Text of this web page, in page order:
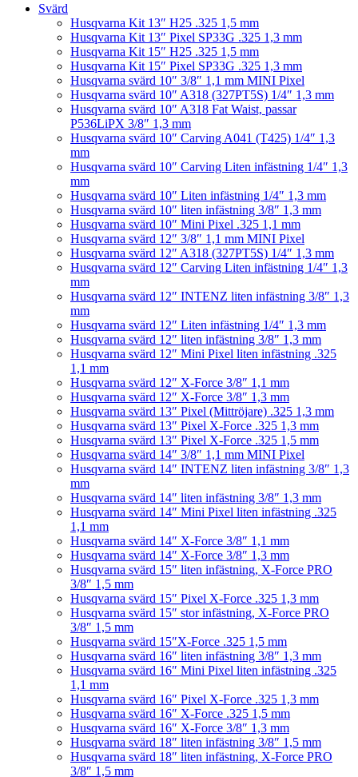
Svärd
Husqvarna Kit 13″ H25 .325 1,5 mm
Husqvarna Kit 13″ Pixel SP33G .325 1,3 mm
Husqvarna Kit 15″ H25 .325 1,5 mm
Husqvarna Kit 15″ Pixel SP33G .325 1,3 mm
Husqvarna svärd 10″ 3/8″ 1,1 mm MINI Pixel
Husqvarna svärd 10″ A318 (327PT5S) 1/4″ 1,3 mm
Husqvarna svärd 10″ A318 Fat Waist, passar
P536LiPX 3/8″ 1,3 mm
Husqvarna svärd 10″ Carving A041 (T425) 1/4″ 1,3
mm
Husqvarna svärd 10″ Carving Liten infästning 1/4″ 1,3
mm
Husqvarna svärd 10″ Liten infästning 1/4″ 1,3 mm
Husqvarna svärd 10″ liten infästning 3/8″ 1,3 mm
Husqvarna svärd 10″ Mini Pixel .325 1,1 mm
Husqvarna svärd 12″ 3/8″ 1,1 mm MINI Pixel
Husqvarna svärd 12″ A318 (327PT5S) 1/4″ 1,3 mm
Husqvarna svärd 12″ Carving Liten infästning 1/4″ 1,3
mm
Husqvarna svärd 12″ INTENZ liten infästning 3/8″ 1,3
mm
Husqvarna svärd 12″ Liten infästning 1/4″ 1,3 mm
Husqvarna svärd 12″ liten infästning 3/8″ 1,3 mm
Husqvarna svärd 12″ Mini Pixel liten infästning .325
1,1 mm
Husqvarna svärd 12″ X-Force 3/8″ 1,1 mm
Husqvarna svärd 12″ X-Force 3/8″ 1,3 mm
Husqvarna svärd 13″ Pixel (Mittröjare) .325 1,3 mm
Husqvarna svärd 13″ Pixel X-Force .325 1,3 mm
Husqvarna svärd 13″ Pixel X-Force .325 1,5 mm
Husqvarna svärd 14″ 3/8″ 1,1 mm MINI Pixel
Husqvarna svärd 14″ INTENZ liten infästning 3/8″ 1,3
mm
Husqvarna svärd 14″ liten infästning 3/8″ 1,3 mm
Husqvarna svärd 14″ Mini Pixel liten infästning .325
1,1 mm
Husqvarna svärd 14″ X-Force 3/8″ 1,1 mm
Husqvarna svärd 14″ X-Force 3/8″ 1,3 mm
Husqvarna svärd 15″ liten infästning, X-Force PRO
3/8″ 1,5 mm
Husqvarna svärd 15″ Pixel X-Force .325 1,3 mm
Husqvarna svärd 15″ stor infästning, X-Force PRO
3/8″ 1,5 mm
Husqvarna svärd 15″X-Force .325 1,5 mm
Husqvarna svärd 16″ liten infästning 3/8″ 1,3 mm
Husqvarna svärd 16″ Mini Pixel liten infästning .325
1,1 mm
Husqvarna svärd 16″ Pixel X-Force .325 1,3 mm
Husqvarna svärd 16″ X-Force .325 1,5 mm
Husqvarna svärd 16″ X-Force 3/8″ 1,3 mm
Husqvarna svärd 18″ liten infästning 3/8″ 1,5 mm
Husqvarna svärd 18″ liten infästning, X-Force PRO
3/8″ 1,5 mm